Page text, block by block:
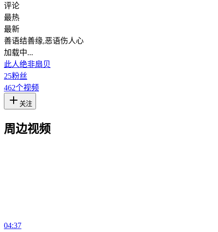
评论
最热
最新
善语结善缘,恶语伤人心
加载中...
此人绝非扇贝
25粉丝
462个视频
关注
周边视频
04:37